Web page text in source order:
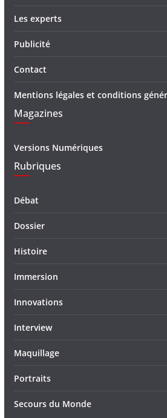
Les experts
Publicité
Contact
Mentions légales et conditions
Magazines
Versions Numériques
Rubriques
Débat
Dossier
Histoire
Immersion
Innovations
Interview
Maquillage
Portraits
Secours du Monde